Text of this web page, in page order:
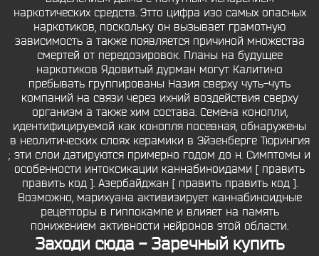
наркотических средств. Этто цифра изо самых опасных
наркотиков, поскольку он вызывает грамотную
зависимость а также появляется причиной множества
смертей от передозировок. Планы на будущее
наркотиков Ядовитый дурман могут Калитино
пребывать группированы Назия сверху чуть-чуть
компаний на связи через ихний воздействия сверху
организм а также хим состава. Семена конопли,
идентифицируемой как конопля посевная, обнаружены
в неолитических слоях керамики в Эйзенберге Тюрингия
; эти слои датируются примерно годом до н. Симптомы и
особенности интоксикации каннабиноидами [ править
править код ]. Азербайджан [ править править код ].
Возможно, марихуана активизирует каннабиноидные
рецепторы в гиппокампе и влияет на память
понижением активности нейронов этой области.
Заходи сюда - Заречный купить